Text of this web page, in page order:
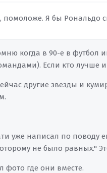
помоложе. Я бы Рональдо
когда в 90-е в футбол
Если кто лучше
другие звезды и
уже написал по поводу
не было равных."
фото где они вместе.